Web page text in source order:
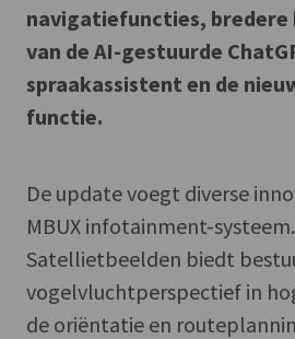
navigatiefuncties, bredere
van de AI-gestuurde
spraakassistent en de
functie.
De update voegt diverse
MBUX infotainment-
Satellietbeelden biedt
vogelvluchtperspectief in
de oriëntatie en